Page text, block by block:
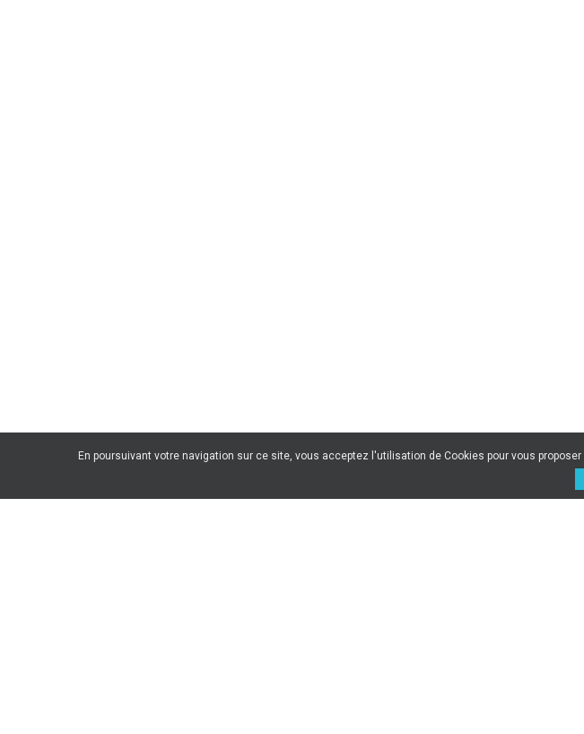
En poursuivant votre navigation sur ce site, vous acceptez l'utilisation de Cookies pour vous